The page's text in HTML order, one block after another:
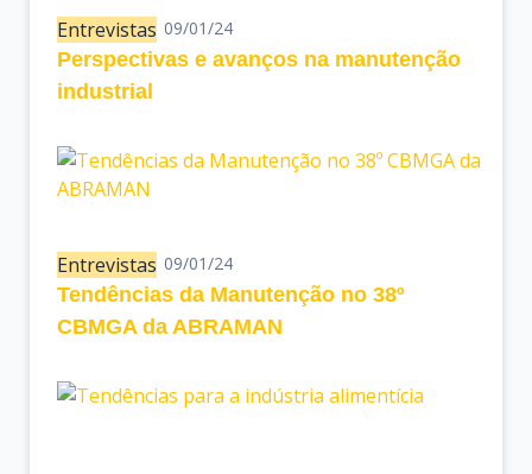
Entrevistas 09/01/24
Perspectivas e avanços na manutenção
industrial
Entrevistas 09/01/24
Tendências da Manutenção no 38º
CBMGA da ABRAMAN